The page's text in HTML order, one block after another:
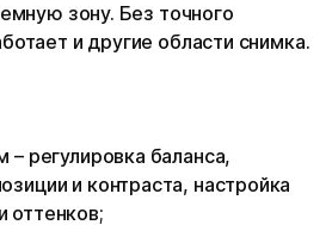
зону. Без точного
и другие области снимка.
– регулировка баланса,
и контраста, настройка
оттенков;